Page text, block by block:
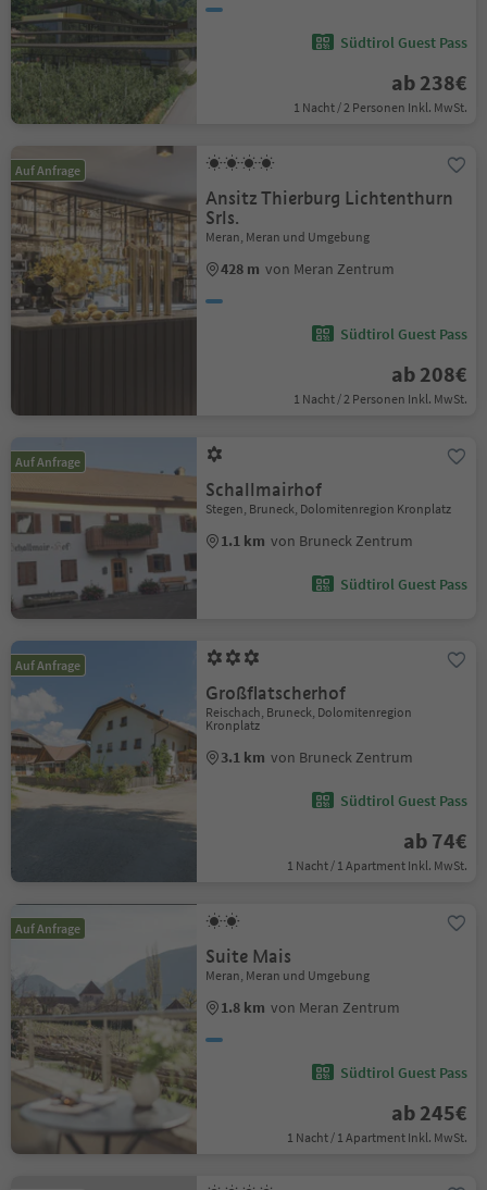
Südtirol Guest Pass
ab 238€
1 Nacht / 2 Personen Inkl. MwSt.
Auf Anfrage
Ansitz Thierburg Lichtenthurn
Srls.
Meran, Meran und Umgebung
428 m von Meran Zentrum
Südtirol Guest Pass
ab 208€
1 Nacht / 2 Personen Inkl. MwSt.
Auf Anfrage
Schallmairhof
Stegen, Bruneck, Dolomitenregion Kronplatz
1.1 km von Bruneck Zentrum
Südtirol Guest Pass
Auf Anfrage
Großflatscherhof
Reischach, Bruneck, Dolomitenregion
Kronplatz
3.1 km von Bruneck Zentrum
Südtirol Guest Pass
ab 74€
1 Nacht / 1 Apartment Inkl. MwSt.
Auf Anfrage
Suite Mais
Meran, Meran und Umgebung
1.8 km von Meran Zentrum
Südtirol Guest Pass
ab 245€
1 Nacht / 1 Apartment Inkl. MwSt.